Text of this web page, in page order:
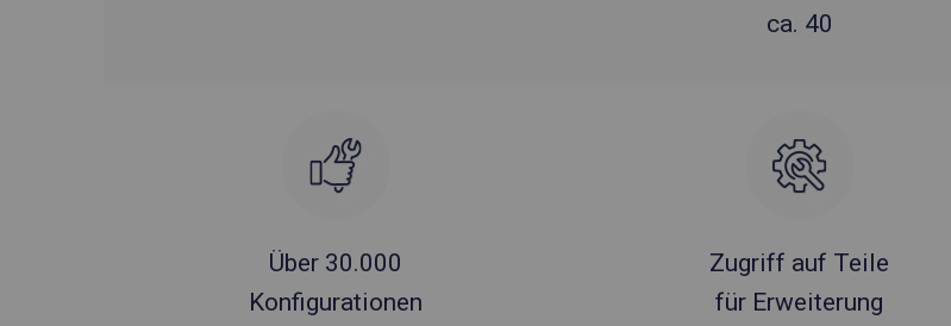
ca. 40
Über 30.000
Konfigurationen
Zugriff auf Teile
für Erweiterung